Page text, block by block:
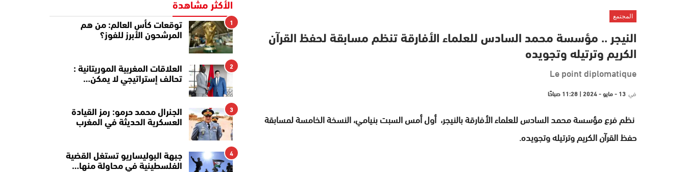
المجتمع
النيجر .. مؤسسة محمد السادس للعلماء الأفارقة تنظم مسابقة لحفظ القرآن
الكريم وترتيله وتجويده
Le point diplomatique
في 13 - مايو - 2024 | 11:28 صباحًا
نظم فرع مؤسسة محمد السادس للعلماء الأفارقة بالنيجر، أول أمس السبت بنيامي، النسخة الخامسة لمسابقة
حفظ القرآن الكريم وترتيله وتجويده.
الأكثر مشاهدة
1
توقعات كأس العالم: من هم
المرشحون الأبرز للفوز؟
2
العلاقات المغربية الموريتانية :
تحالف إستراتيجي لا يمكن…
3
الجنرال محمد حرمو: رمز القيادة
العسكرية الحديثة في المغرب
4
جبهة البوليساريو تستغل القضية
الفلسطينية في محاولة منها…